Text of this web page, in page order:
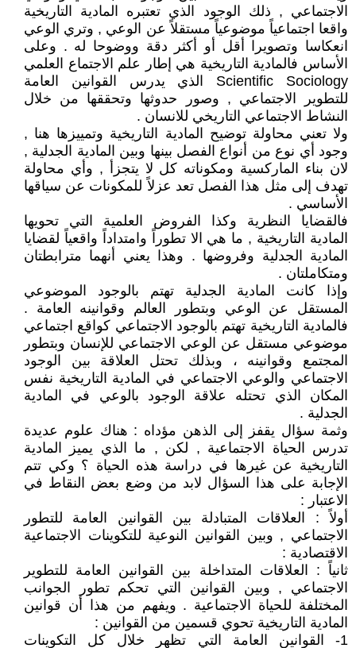
الاجتماعي , ذلك الوجود الذي تعتبره المادية التاريخية
واقعا اجتماعياً موضوعياً مستقلاً عن الوعي , وتري الوعي
انعكاسا وتصويرا أقل أو أكثر دقة ووضوحا له . وعلى
الأساس فالمادية التاريخية هي إطار علم الاجتماع العلمي
Scientific Sociology الذي يدرس القوانين العامة
للتطوير الاجتماعي , وصور حدوثها وتحققها من خلال
النشاط الاجتماعي التاريخي للانسان .
ولا تعني محاولة توضيح المادية التاريخية وتمييزها هنا ,
وجود أي نوع من أنواع الفصل بينها وبين المادية الجدلية ,
لان بناء الماركسية ومكوناته كل لا يتجزأ , وأي محاولة
تهدف إلى مثل هذا الفصل تعد عزلاً للمكونات عن سياقها
الأساسي .
فالقضايا النظرية وكذا الفروض العلمية التي تحويها
المادية التاريخية , ما هي الا تطوراً وامتداداً واقعياً لقضايا
المادية الجدلية وفروضها . وهذا يعني أنهما مترابطتان
ومتكاملتان .
وإذا كانت المادية الجدلية تهتم بالوجود الموضوعي
المستقل عن الوعي وبتطور العالم وقوانينه العامة .
فالمادية التاريخية تهتم بالوجود الاجتماعي كواقع اجتماعي
موضوعي مستقل عن الوعي الاجتماعي للإنسان وبتطور
المجتمع وقوانينه ، وبذلك تحتل العلاقة بين الوجود
الاجتماعي والوعي الاجتماعي في المادية التاريخية نفس
المكان الذي تحتله علاقة الوجود بالوعي في المادية
الجدلية .
وثمة سؤال يقفز إلى الذهن مؤداه : هناك علوم عديدة
تدرس الحياة الاجتماعية , لكن , ما الذي يميز المادية
التاريخية عن غيرها في دراسة هذه الحياة ؟ وكي تتم
الإجابة على هذا السؤال لابد من وضع بعض النقاط في
الاعتبار :
أولاً : العلاقات المتبادلة بين القوانين العامة للتطور
الاجتماعي , وبين القوانين النوعية للتكوينات الاجتماعية
الاقتصادية :
ثانياً : العلاقات المتداخلة بين القوانين العامة للتطوير
الاجتماعي , وبين القوانين التي تحكم تطور الجوانب
المختلفة للحياة الاجتماعية . ويفهم من هذا أن قوانين
المادية التاريخية تحوي قسمين من القوانين :
1- القوانين العامة التي تظهر خلال كل التكوينات